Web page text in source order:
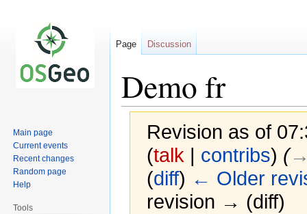
Demo fr
Revision as of
(talk | contribs) (
(diff) ← Older
revision → (diff)
Page Discussion
Main page
Current events
Recent changes
Random page
Help
Tools